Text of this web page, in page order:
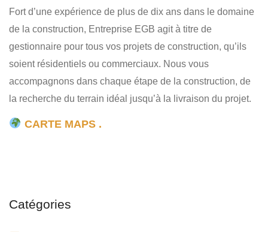
Fort d’une expérience de plus de dix ans dans le domaine
de la construction, Entreprise EGB agit à titre de
gestionnaire pour tous vos projets de construction, qu’ils
soient résidentiels ou commerciaux. Nous vous
accompagnons dans chaque étape de la construction, de
la recherche du terrain idéal jusqu’à la livraison du projet.
CARTE MAPS .
Catégories